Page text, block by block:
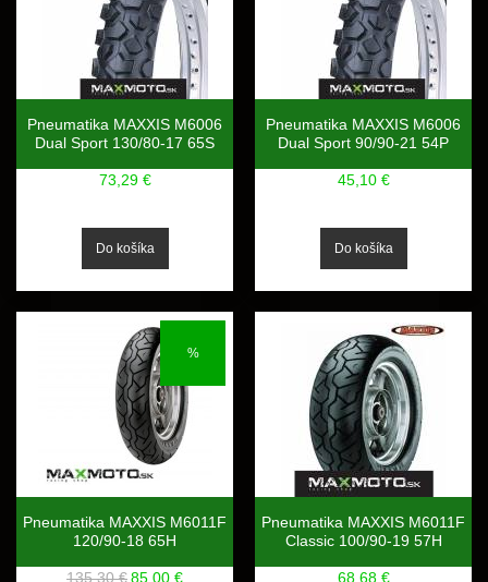
Pneumatika MAXXIS M6006
Dual Sport 130/80-17 65S
73,29 €
Pneumatika MAXXIS M6006
Dual Sport 90/90-21 54P
45,10 €
%
Pneumatika MAXXIS M6011F
120/90-18 65H
135,30 €85,00 €
Pneumatika MAXXIS M6011F
Classic 100/90-19 57H
68,68 €